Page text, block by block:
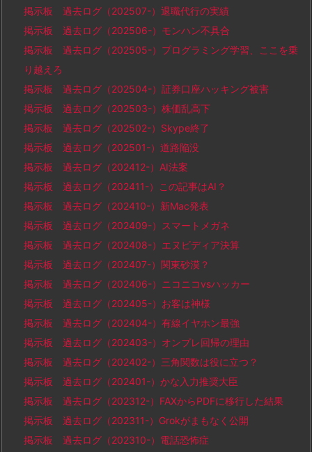
掲示板 過去ログ（202507-）退職代行の実績
掲示板 過去ログ（202506-）モンハン不具合
掲示板 過去ログ（202505-）プログラミング学習、ここを乗
り越えろ
掲示板 過去ログ（202504-）証券口座ハッキング被害
掲示板 過去ログ（202503-）株価乱高下
掲示板 過去ログ（202502-）Skype終了
掲示板 過去ログ（202501-）道路陥没
掲示板 過去ログ（202412-）AI法案
掲示板 過去ログ（202411-）この記事はAI？
掲示板 過去ログ（202410-）新Mac発表
掲示板 過去ログ（202409-）スマートメガネ
掲示板 過去ログ（202408-）エヌビディア決算
掲示板 過去ログ（202407-）関東砂漠？
掲示板 過去ログ（202406-）ニコニコvsハッカー
掲示板 過去ログ（202405-）お客は神様
掲示板 過去ログ（202404-）有線イヤホン最強
掲示板 過去ログ（202403-）オンプレ回帰の理由
掲示板 過去ログ（202402-）三角関数は役に立つ？
掲示板 過去ログ（202401-）かな入力推奨大臣
掲示板 過去ログ（202312-）FAXからPDFに移行した結果
掲示板 過去ログ（202311-）Grokがまもなく公開
掲示板 過去ログ（202310-）電話恐怖症